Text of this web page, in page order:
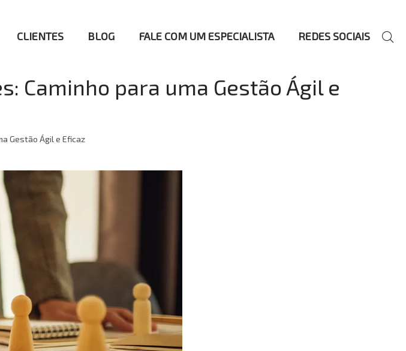
CLIENTES BLOG FALE COM UM ESPECIALISTA REDES SOCIAIS
Caminho para uma Gestão Ágil e
Gestão Ágil e Eficaz